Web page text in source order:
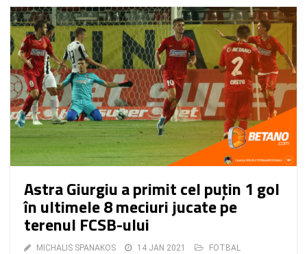
Astra Giurgiu a primit cel puţin 1 gol
în ultimele 8 meciuri jucate pe
terenul FCSB-ului
MICHALIS SPANAKOS 14 JAN 2021 FOTBAL